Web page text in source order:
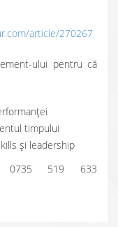
article/270267
ului pentru că
timpului
și leadership
0735 519 633